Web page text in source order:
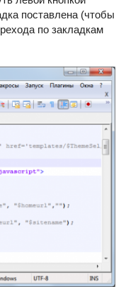
поставлена (чтобы
по закладкам